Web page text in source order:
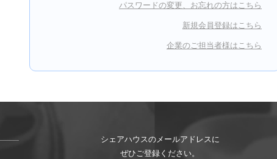
パスワードの変更、お忘れの方はこちら
新規会員登録はこちら
企業のご担当者様はこちら
シェアハウスのメールアドレスに
ぜひご登録ください。